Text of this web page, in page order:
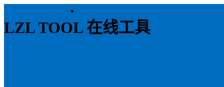
LZL TOOL 在线工具